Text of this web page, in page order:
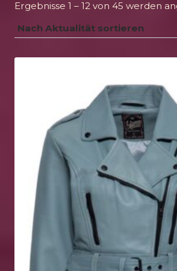
Ergebnisse 1 – 12 von 45 werden